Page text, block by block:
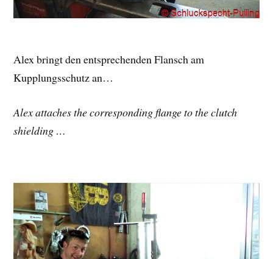
Alex bringt den entsprechenden Flansch am
Kupplungsschutz an…
Alex attaches the corresponding flange to the clutch
shielding …